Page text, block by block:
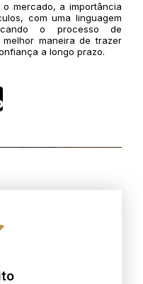
mercado, a importância
com uma linguagem
o processo de
maneira de trazer
a longo prazo.